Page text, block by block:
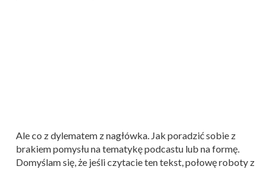
Ale co z dylematem z nagłówka. Jak poradzić sobie z
brakiem pomysłu na tematykę podcastu lub na formę.
Domyślam się, że jeśli czytacie ten tekst, połowę roboty z